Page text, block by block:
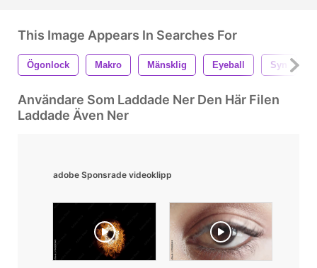
This Image Appears In Searches For
Ögonlock Makro Mänsklig Eyeball Syn
Användare Som Laddade Ner Den Här Filen
Laddade Även Ner
adobe Sponsrade videoklipp